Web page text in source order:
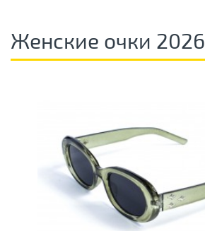
Женские очки 2026